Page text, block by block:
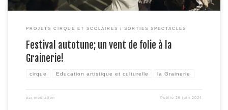
PROJETS CIRQUE ET SCOLAIRES SORTIES SPECTACLES
Festival autotune; un vent de folie à la
Grainerie!
cirque Education artistique et culturelle la Grainerie
par mediation Publié 26 juin 2024